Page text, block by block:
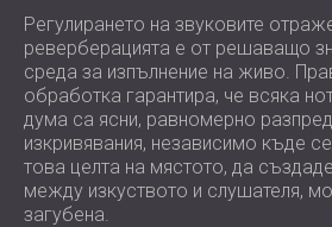
Регулирането на звуковите
реверберацията е от решаващо
среда за изпълнение на живо.
обработка гарантира, че всяка
дума са ясни, равномерно
изкривявания, независимо къде
това целта на мястото, да
между изкуството и слушателя,
загубена.